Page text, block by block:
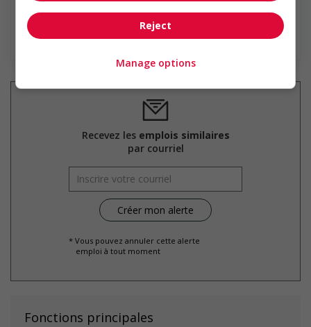
En savoir plus
Recevez les emplois similaires
par courriel
* Vous pouvez annuler cette alerte
emploi à tout moment
Fonctions principales
Reject
Manage options